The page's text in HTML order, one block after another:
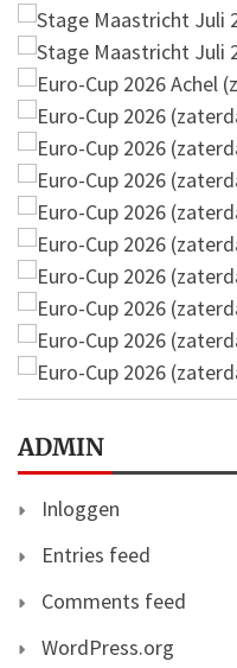
ADMIN
Inloggen
Entries feed
Comments feed
WordPress.org